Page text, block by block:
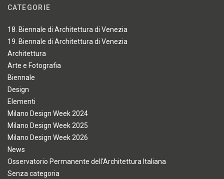
CATEGORIE
18. Biennale di Architettura di Venezia
19. Biennale di Architettura di Venezia
Architettura
Arte e Fotografia
Biennale
Design
Elementi
Milano Design Week 2024
Milano Design Week 2025
Milano Design Week 2026
News
Osservatorio Permanente dell'Architettura Italiana
Senza categoria